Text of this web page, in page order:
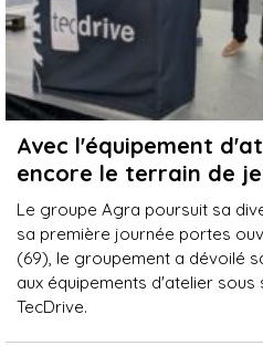
Avec l'équipement
encore le terrain de
Le groupe Agra poursuit sa
sa première journée portes
(69), le groupement a dévoilé
aux équipements d'atelier
TecDrive.